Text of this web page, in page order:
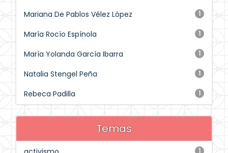
1
Mariana De Pablos Vélez López
1
María Rocío Espínola
1
María Yolanda García Ibarra
1
Natalia Stengel Peña
1
Rebeca Padilla
Temas
1